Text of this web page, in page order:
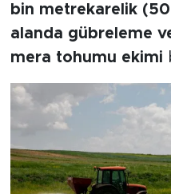
bin metrekarelik
alanda gübreleme
mera tohumu ekimi